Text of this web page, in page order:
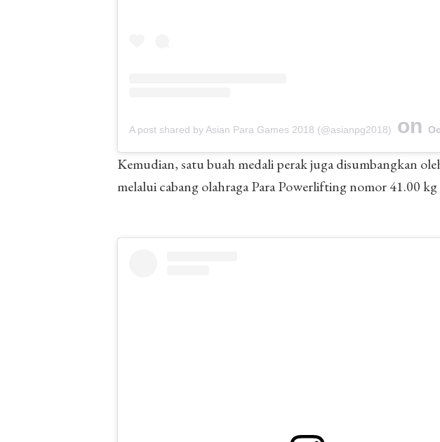
A post shared by Asian Para Games 2018 (@asianpg2018) on Oct 7,
Kemudian, satu buah medali perak juga disumbangkan
melalui cabang olahraga Para Powerlifting nomor 41.00